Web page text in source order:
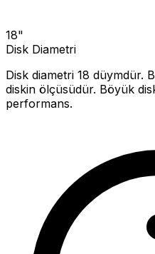
18"
Disk Diametri
Disk diametri 18 düymdür.
diskin ölçüsüdür. Böyük
performans.